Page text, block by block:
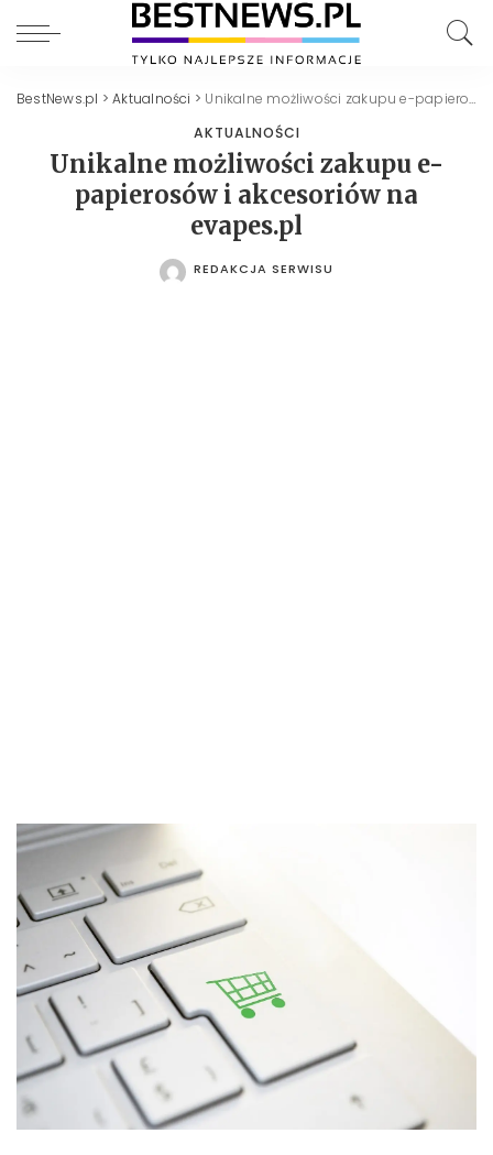
BestNews.pl >Aktualności > Unikalne możliwości zakupu e-papierosów i akcesoriów na evapes.pl
AKTUALNOŚCI
Unikalne możliwości zakupu e-
papierosów i akcesoriów na
evapes.pl
POSTED
REDAKCJA SERWISU